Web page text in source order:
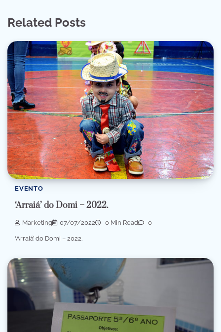
Related Posts
EVENTO
‘Arraiá’ do Domi – 2022.
Marketing 07/07/2022 0 Min Read 0
‘Arraiá’ do Domi – 2022.